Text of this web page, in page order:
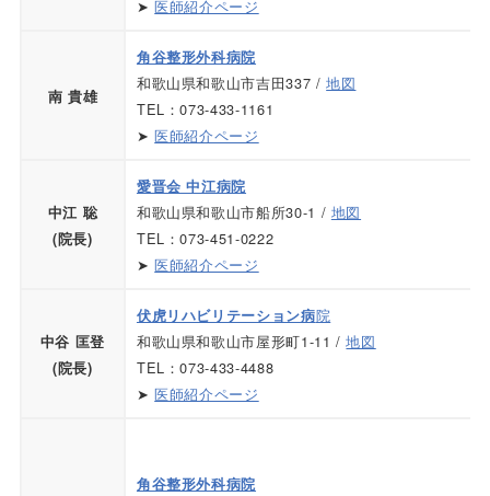
➤医師紹介ページ
南 貴雄
角谷整形外科病院
和歌山県和歌山市吉田337 /地図
TEL：073-433-1161
➤医師紹介ページ
中江 聡
(院長)
愛晋会 中江病院
和歌山県和歌山市船所30-1 / 地図
TEL：073-451-0222
➤医師紹介ページ
中谷 匡登
(院長)
伏虎リハビリテーション病院
和歌山県和歌山市屋形町1-11 /地図
TEL：073-433-4488
➤医師紹介ページ
角谷整形外科病院